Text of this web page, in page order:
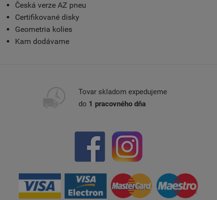
Česká verze AZ pneu
Certifikované disky
Geometria kolies
Kam dodávame
Tovar skladom expedujeme
do 1 pracovného dňa